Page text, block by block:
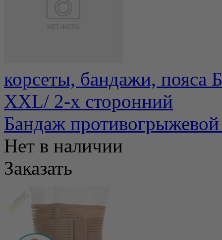
корсеты, бандажи, пояса
ХХL/ 2-х сторонний
Бандаж
Нет в наличии
Заказать